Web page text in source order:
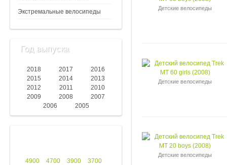
Экстремальные велосипеды
Год выпуска
2018 2017
2016
2015
2014
2013
2012
2011
2010
2009
2008
2007
2006
2005
4900 4700 3900
3700
Детские велосипеды
Детские велосипеды
Детские велосипеды